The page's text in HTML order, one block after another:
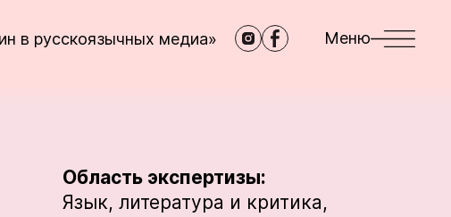
в русскоязычных медиа» Меню
Область экспертизы:
Язык, литература и критика,